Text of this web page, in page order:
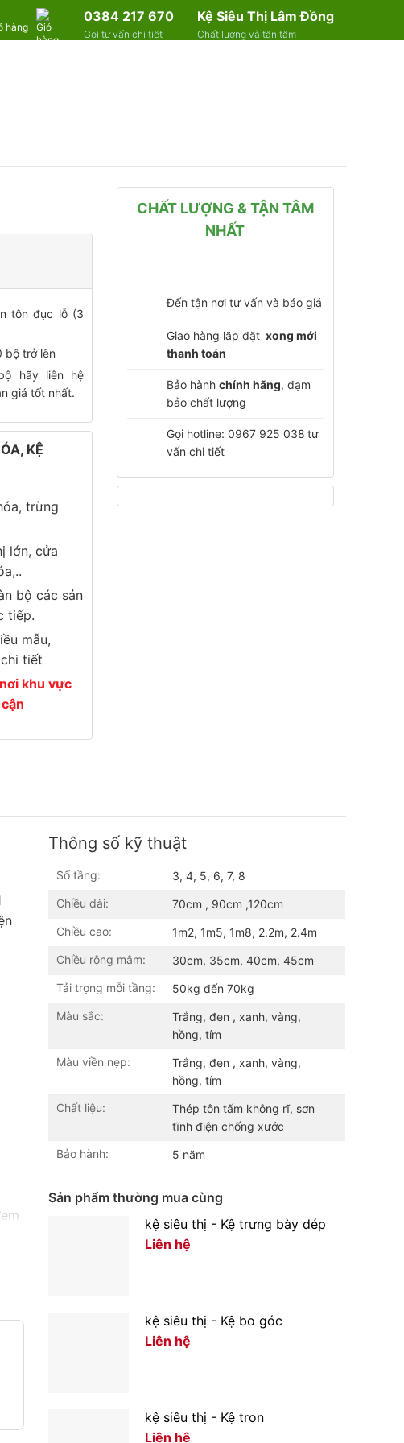
hàng
0384 217 670
Gọi tư vấn chi tiết
Kệ Siêu Thị Lâm Đồng
Chất lượng và tận tâm
tôn đục lỗ (3
bộ trở lên
hãy liên hệ
giá tốt nhất.
KỆ
trừng
lớn, cửa
bộ các sản
tiếp.
mẫu,
tiết
khu vực
CHẤT LƯỢNG & TẬN TÂM
NHẤT
Đến tận nơi tư vấn và báo giá
Giao hàng lắp đặt xong mới
thanh toán
Bảo hành chính hãng, đạm
bảo chất lượng
Gọi hotline: 0967 925 038 tư
vấn chi tiết
Thông số kỹ thuật
Số tầng:
3, 4, 5, 6, 7, 8
Chiều dài:
70cm , 90cm ,120cm
Chiều cao:
1m2, 1m5, 1m8, 2.2m, 2.4m
Chiều rộng mâm:
30cm, 35cm, 40cm, 45cm
Tải trọng mỗi tầng:
50kg đến 70kg
Màu sắc:
Trắng, đen , xanh, vàng,
hồng, tím
Màu viền nẹp:
Trắng, đen , xanh, vàng,
hồng, tím
Chất liệu:
Thép tôn tấm không rĩ, sơn
tĩnh điện chống xước
Bảo hành:
5 năm
Sản phẩm thường mua cùng
kệ siêu thị - Kệ trưng bày dép
Liên hệ
kệ siêu thị - Kệ bo góc
Liên hệ
kệ siêu thị - Kệ tron
Liên hệ